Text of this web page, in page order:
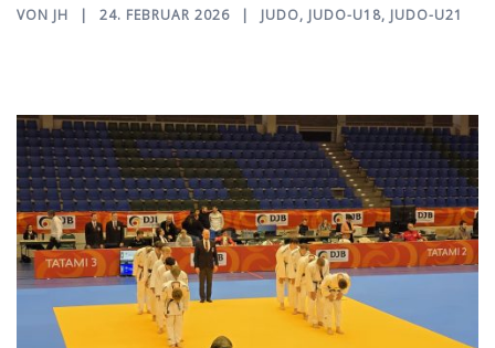
VON JH 24. FEBRUAR 2026 JUDO, JUDO-U18, JUDO-U21